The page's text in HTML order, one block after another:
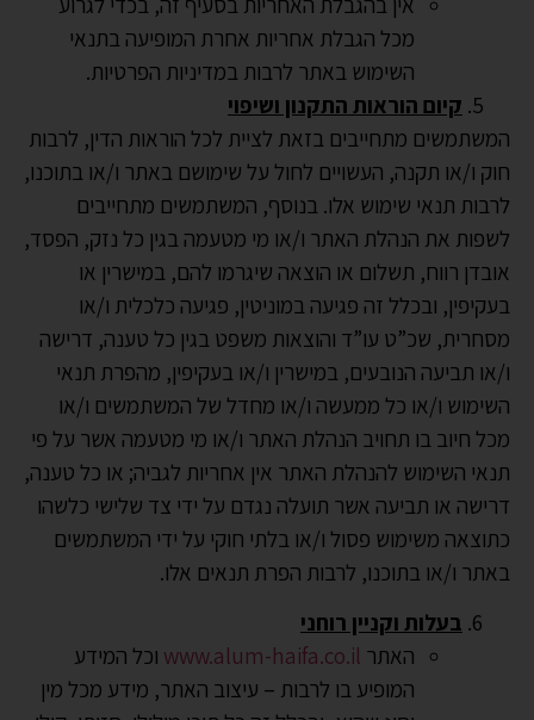
מכל הגבלת אחריות אחרת המופיעה בתנאי
השימוש באתר לרבות במדיניות הפרטיות.
קיום הוראות התקנון ושיפוי
המשתמשים מתחייבים בזאת לציית לכל הוראות הדין, לרבות
חוק ו/או תקנה, העשויים לחול על שימושם באתר ו/או בתוכנו,
לרבות תנאי שימוש אלו. בנוסף, המשתמשים מתחייבים
לשפות את הנהלת האתר ו/או מי מטעמה בגין כל נזק, הפסד,
אובדן רווח, תשלום או הוצאה שיגרמו להם, במישרין או
בעקיפין, ובכלל זה פגיעה במוניטין, פגיעה כלכלית ו/או
מסחרית, שכ”ט עו”ד והוצאות משפט בגין כל טענה, דרישה
ו/או תביעה הנובעים, במישרין ו/או בעקיפין, מהפרת תנאי
השימוש ו/או כל ממעשה ו/או מחדל של המשתמשים ו/או
מכל חיוב בו תחויב הנהלת האתר ו/או מי מטעמה אשר על פי
תנאי השימוש להנהלת האתר אין אחריות לגביה; או כל טענה,
דרישה או תביעה אשר תועלה נגדם על ידי צד שלישי כלשהו
כתוצאה משימוש פסול ו/או בלתי חוקי על ידי המשתמשים
באתר ו/או בתוכנו, לרבות הפרת תנאים אלו.
בעלות וקניין רוחני
האתר www.alum-haifa.co.il וכל המידע
המופיע בו לרבות – עיצוב האתר, מידע מכל מין